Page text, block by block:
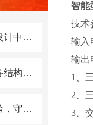
交直流数字分压器——电路设计中的重要工具
你知道串联谐振耐压试验设备结构特性吗？
雷电计数器测试仪：精准校验，守护电力与气象安全
智能
技术
输入
输出
1
2、
3、